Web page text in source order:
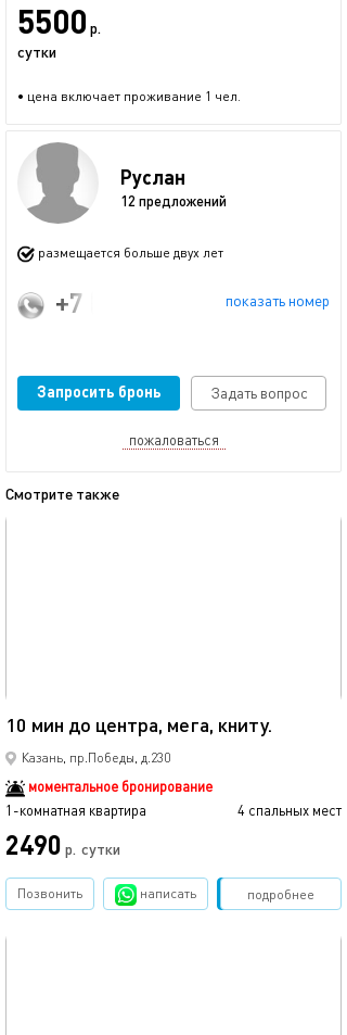
5500 р.
сутки
• цена включает проживание 1 чел.
Руслан
12 предложений
размещается больше двух лет
показать номер
+7 (950) 322-52-22
Запросить бронь Задать вопрос
пожаловаться
Смотрите также
10 мин до центра, мега, книту.
Казань, пр.Победы, д.230
моментальное бронирование
1-комнатная квартира
4 спальных мест
2490 р. сутки
подробнее
Позвонить написать Забронировать